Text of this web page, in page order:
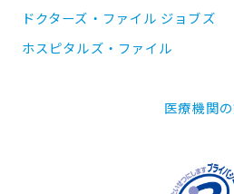
ドクターズ・ファイル ジョブズ
ホスピタルズ・ファイル
医療機関